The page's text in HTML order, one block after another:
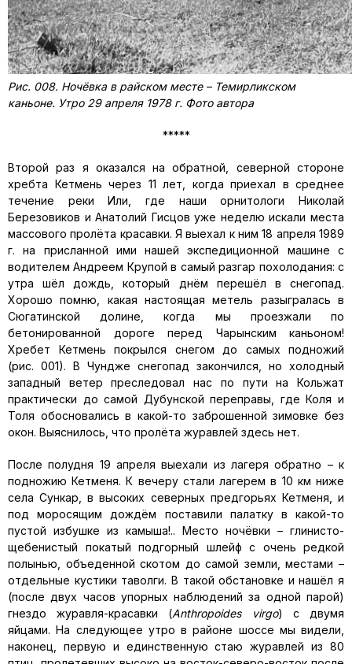
Рис. 008. Ночёвка в райском месте – Темирликском
каньоне. Утро 29 апреля 1978 г. Фото автора
*****
Второй раз я оказался на обратной, северной стороне
хребта Кетмень через 11 лет, когда приехал в среднее
течение реки Или, где наши орнитологи Николай
Березовиков и Анатолий Гисцов уже неделю искали места
массового пролёта красавки. Я выехал к ним 18 апреля 1989
г. на присланной ими нашей экспедиционной машине с
водителем Андреем Крупой в самый разгар похолодания: с
утра шёл дождь, который днём перешёл в снегопад.
Хорошо помню, какая настоящая метель разыгралась в
Сюгатинской долине, когда мы проезжали по
бетонированной дороге перед Чарынским каньоном!
Хребет Кетмень покрылся снегом до самых подножий
(рис. 001). В Чундже снегопад закончился, но холодный
западный ветер преследовал нас по пути на Кольжат
практически до самой Дубунской переправы, где Коля и
Толя обосновались в какой-то заброшенной зимовке без
окон. Выяснилось, что пролёта журавлей здесь нет.
После полудня 19 апреля выехали из лагеря обратно – к
подножию Кетменя. К вечеру стали лагерем в 10 км ниже
села Сункар, в высоких северных предгорьях Кетменя, и
под моросящим дождём поставили палатку в какой-то
пустой избушке из камыша!.. Место ночёвки – глинисто-
щебенистый покатый подгорный шлейф с очень редкой
полынью, объеденной скотом до самой земли, местами –
отдельные кустики таволги. В такой обстановке и нашёл я
(после двух часов упорных наблюдений за одной парой)
гнездо журавля-красавки (Anthropoides virgo) с двумя
яйцами. На следующее утро в районе шоссе мы видели,
наконец, первую и единственную стаю журавлей из 80